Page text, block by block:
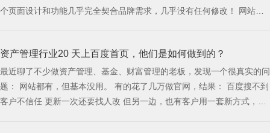
个页面设计和功能几乎完全契合品牌需求，几乎没有任何修改！ 网站效
就是效率，快速投入市场才是王道！ 如何用纯AI建站，快速实现外贸官
网上线
资产管理行业20 天上百度首页，他们是如何做到的？
最近聊了不少做资产管理、基金、财富管理的老板，发现一个很真实的问
题： 网站都有，但基本没用。 有的花了几万做官网，结果： 百度搜不到
客户不信任 更新一次还要找人改 但另一边，也有客户用一套新方式，20